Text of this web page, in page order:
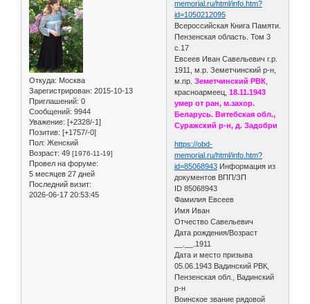
Откуда: Москва
Зарегистрирован: 2015-10-13
Приглашений: 0
Сообщений: 9944
Уважение: [+2328/-1]
Позитив: [+1757/-0]
Пол: Женский
Возраст: 49 [1976-11-19]
Провел на форуме:
5 месяцев 27 дней
Последний визит:
2026-06-17 20:53:45
memorial.ru/html/info.htm?
id=1050212095
Всероссийская Книга Памяти.
Пензенская область. Том 3
с.17
Евсеев Иван Савельевич г.р.
1911, м.р. Земетчинский р-н,
м.пр.Земетчинский РВК
красноармеец,18.11.1943
умер от ран, м.захор.
Беларусь. Витебская обл.,
Суражский р-н, д. Задобри
https://obd-
memorial.ru/html/info.htm?
id=85068943 Информация из
документов ВПП/ЗП
ID 85068943
Фамилия Евсеев
Имя Иван
Отчество Савельевич
Дата рождения/Возраст
__.__.1911
Дата и место призыва
05.06.1943 Вадинский РВК,
Пензенская обл., Вадинский
р-н
Воинское звание рядовой